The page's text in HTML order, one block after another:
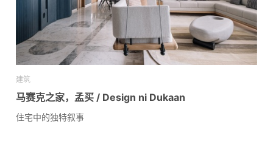
建筑
马赛克之家，孟买 / Design ni Dukaan
住宅中的独特叙事